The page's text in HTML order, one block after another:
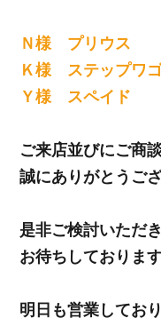
Ｎ様 プリウス
Ｋ様 ステップワ
Ｙ様 スペイド
ご来店並びにご商
誠にありがとうご
是非ご検討いただ
お待ちしておりま
明日も営業してお